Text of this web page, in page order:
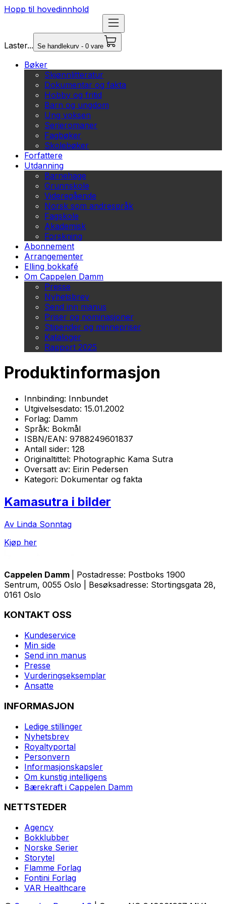
Hopp til hovedinnhold
Laster... Se handlekurv - 0 vare
Bøker
Skjønnlitteratur
Dokumentar og fakta
Hobby og fritid
Barn og ungdom
Ung voksen
Serieromaner
Fagbøker
Skolebøker
Forfattere
Utdanning
Barnehage
Grunnskole
Videregående
Norsk som andrespråk
Fagskole
Akademisk
Forskning
Abonnement
Arrangementer
Elling bokkafé
Om Cappelen Damm
Presse
Nyhetsbrev
Send inn manus
Priser og nominasjoner
Stipender og minnepriser
Kataloger
Rapport 2025
Produktinformasjon
Innbinding: Innbundet
Utgivelsesdato: 15.01.2002
Forlag: Damm
Språk: Bokmål
ISBN/EAN: 9788249601837
Antall sider: 128
Originaltittel: Photographic Kama Sutra
Oversatt av: Eirin Pedersen
Kategori: Dokumentar og fakta
Kamasutra i bilder
Av Linda Sonntag
Kjøp her
Cappelen Damm
| Postadresse: Postboks 1900
Sentrum, 0055 Oslo | Besøksadresse: Stortingsgata 28,
0161 Oslo
KONTAKT OSS
Kundeservice
Min side
Send inn manus
Presse
Vurderingseksemplar
Ansatte
INFORMASJON
Ledige stillinger
Nyhetsbrev
Royaltyportal
Personvern
Informasjonskapsler
Om kunstig intelligens
Bærekraft i Cappelen Damm
NETTSTEDER
Agency
Bokklubber
Norske Serier
Storytel
Flamme Forlag
Fontini Forlag
VAR Healthcare